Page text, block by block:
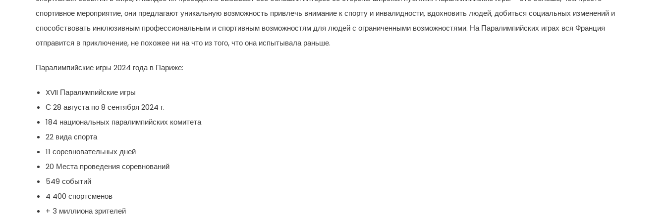
спортивное мероприятие, они предлагают уникальную возможность привлечь внимание к спорту и инвалидности, вдохновить людей, добиться социальных изменений и
способствовать инклюзивным профессиональным и спортивным возможностям для людей с ограниченными возможностями. На Паралимпийских играх вся Франция
отправится в приключение, не похожее ни на что из того, что она испытывала раньше.
Паралимпийские игры 2024 года в Париже:
XVII Паралимпийские игры
С 28 августа по 8 сентября 2024 г.
184 национальных паралимпийских комитета
22 вида спорта
11 соревновательных дней
20 Места проведения соревнований
549 событий
4 400 спортсменов
+ 3 миллиона зрителей